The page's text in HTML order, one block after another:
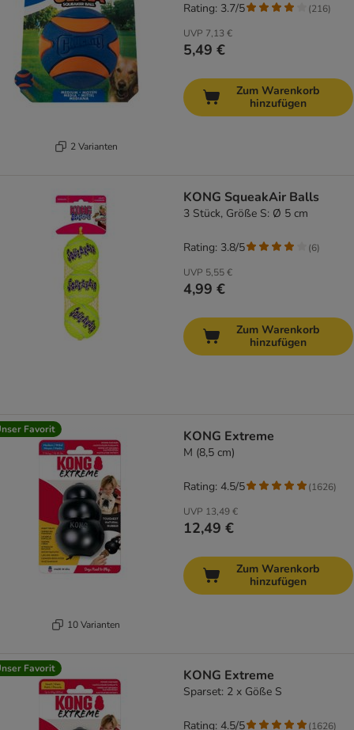
2 Varianten
UVP 7,13 €
5,49 €
Rating: 3.7/5 (216)
Zum Warenkorb
hinzufügen
KONG SqueakAir Balls
3 Stück, Größe S: Ø 5 cm
UVP 5,55 €
4,99 €
Rating: 3.8/5 (6)
Zum Warenkorb
hinzufügen
Favorit
10 Varianten
KONG Extreme
M (8,5 cm)
UVP 13,49 €
12,49 €
Rating: 4.5/5 (1626)
Zum Warenkorb
hinzufügen
Favorit KONG Extreme
Sparset: 2 x Göße S
Rating: 4.5/5 (1626)